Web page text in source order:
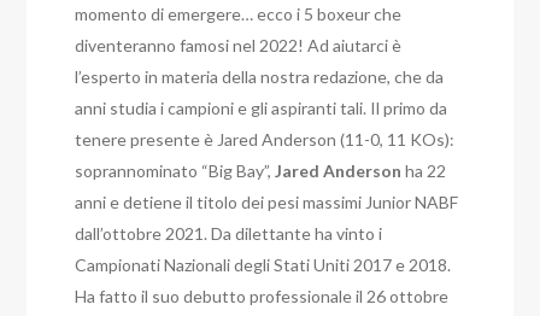
momento di emergere… ecco i 5 boxeur che
diventeranno famosi nel 2022! Ad aiutarci è
l’esperto in materia della nostra redazione, che da
anni studia i campioni e gli aspiranti tali. Il primo da
tenere presente è Jared Anderson (11-0, 11 KOs):
soprannominato “Big Bay”,Jared Anderson ha 22
anni e detiene il titolo dei pesi massimi Junior NABF
dall’ottobre 2021. Da dilettante ha vinto i
Campionati Nazionali degli Stati Uniti 2017 e 2018.
Ha fatto il suo debutto professionale il 26 ottobre